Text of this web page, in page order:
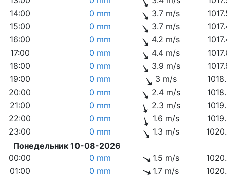
14:00
0 mm 3.7 m/s
15:00
0 mm 3.7 m/s
16:00
0 mm 4.2 m/s
17:00
0 mm 4.4 m/s
18:00
0 mm 3.9 m/s
19:00
0 mm 3 m/s
20:00
0 mm 2.4 m/s
21:00
0 mm 2.3 m/s
22:00
0 mm 1.6 m/s
23:00
0 mm 1.3 m/s
Понедельник 10-08-2026
00:00
0 mm 1.5 m/s
01:00
0 mm 1.7 m/s